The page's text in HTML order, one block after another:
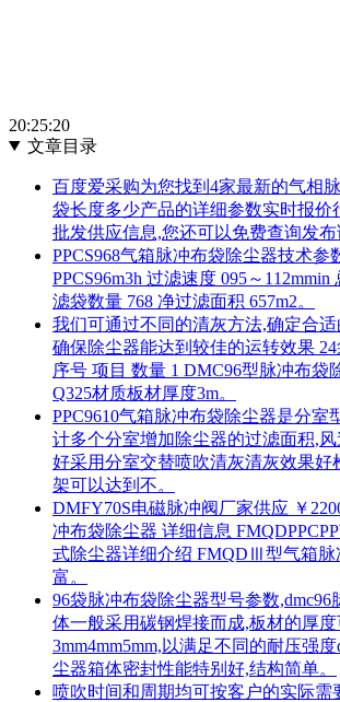
20:25:20
文章目录
百度爱采购为您找到4家最新的气相
袋长度多少产品的详细参数实时报价
批发供应信息,您还可以免费查询发布
PPCS968气箱脉冲布袋除尘器技术参
PPCS96m3h 过滤速度 095～112mmin
滤袋数量 768 净过滤面积 657m2。
我们可通过不同的清灰方法,确定合
确保除尘器能达到较佳的运转效果
序号 项目 数量 1 DMC96型脉冲布袋
Q325材质板材厚度3m。
PPC9610气箱脉冲布袋除尘器是分室
计多个分室增加除尘器的过滤面积,
好采用分室交替喷吹清灰清灰效果好
架可以达到不。
DMFY70S电磁脉冲阀厂家供应 ￥
冲布袋除尘器 详细信息
式除尘器详细介绍 FMQDⅢ型气箱脉
富。
96袋脉冲布袋除尘器型号参数,dmc96
体一般采用碳钢焊接而成,板材的厚度
3mm4mm5mm,以满足不同的耐压强
尘器箱体密封性能特别好,结构简单。
喷吹时间和周期均可按客户的实际需